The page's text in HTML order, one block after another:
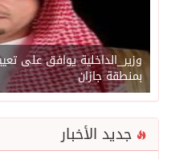
وزير_الداخلية يوافق على
بمنطقة جازان
جديد الأخبار